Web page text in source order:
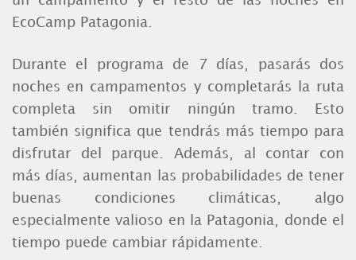
EcoCamp Patagonia.
Durante el programa de 7 días, pasarás dos
noches en campamentos y completarás la ruta
completa sin omitir ningún tramo. Esto
también significa que tendrás más tiempo para
disfrutar del parque. Además, al contar con
más días, aumentan las probabilidades de tener
buenas condiciones climáticas, algo
especialmente valioso en la Patagonia, donde el
tiempo puede cambiar rápidamente.